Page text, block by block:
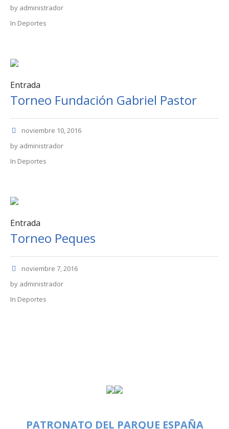
by administrador
In Deportes
Entrada
Torneo Fundación Gabriel Pastor
noviembre 10, 2016
by administrador
In Deportes
Entrada
Torneo Peques
noviembre 7, 2016
by administrador
In Deportes
PATRONATO DEL PARQUE ESPAÑA